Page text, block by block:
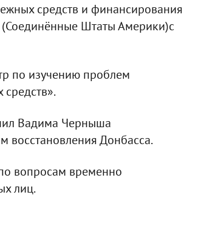
средств и финансирования
Штаты Америки)с
по изучению проблем
Вадима Черныша
восстановления Донбасса.
вопросам временно
лиц.